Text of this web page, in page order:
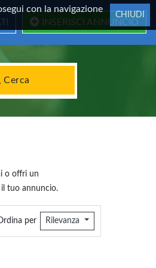
con la navigazione
CHIUDI
INSERISCI ANNUNCIO
Cerca
o offri un
tuo annuncio.
per Rilevanza